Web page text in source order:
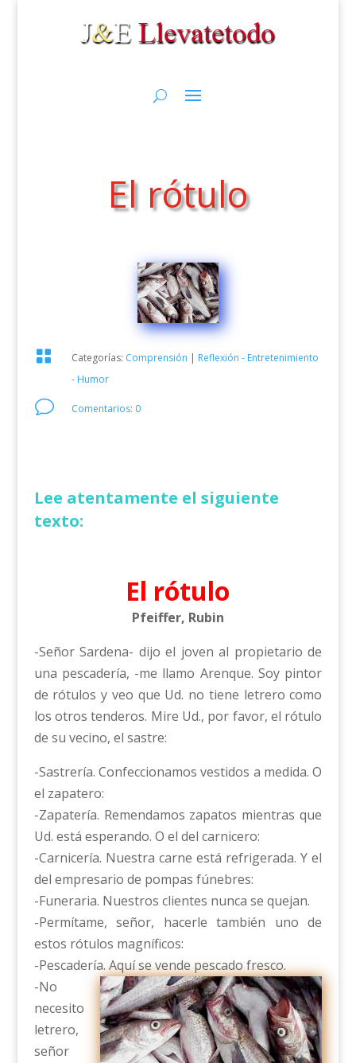
El rótulo
 Categorías: Comprensión | Reflexión - Entretenimiento
- Humor
v Comentarios: 0
Lee atentamente el siguiente
texto:
El rótulo
Pfeiffer, Rubin
-Señor Sardena- dijo el joven al propietario de
una pescadería, -me llamo Arenque. Soy pintor
de rótulos y veo que Ud. no tiene letrero como
los otros tenderos. Mire Ud., por favor, el rótulo
de su vecino, el sastre:
-Sastrería. Confeccionamos vestidos a medida. O
el zapatero:
-Zapatería. Remendamos zapatos mientras que
Ud. está esperando. O el del carnicero:
-Carnicería. Nuestra carne está refrigerada. Y el
del empresario de pompas fúnebres:
-Funeraria. Nuestros clientes nunca se quejan.
-Permítame, señor, hacerle también uno de
estos rótulos magníficos:
-Pescadería. Aquí se vende pescado fresco.
-No
necesito
letrero,
señor